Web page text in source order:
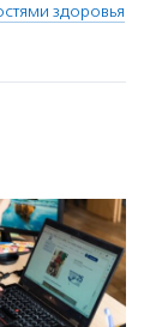
здоровья